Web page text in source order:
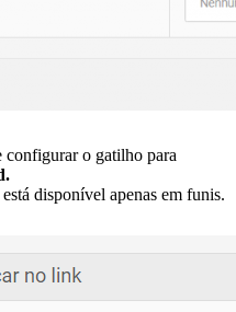
configurar o gatilho para
disponível apenas em funis.